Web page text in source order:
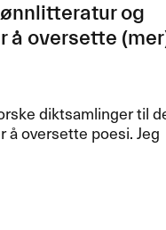
og
​å oversette
diktsamlinger til
oversette poesi. Jeg